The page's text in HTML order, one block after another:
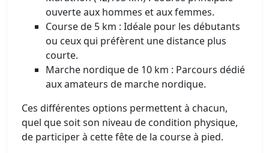
ouverte aux hommes et aux femmes.​
Course de 5 km : Idéale pour les débutants
ou ceux qui préfèrent une distance plus
courte.​
Marche nordique de 10 km : Parcours dédié
aux amateurs de marche nordique.
Ces différentes options permettent à chacun,
quel que soit son niveau de condition physique,
de participer à cette fête de la course à pied.